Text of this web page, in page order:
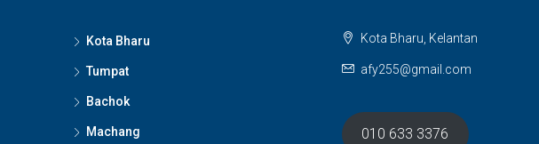
Kota Bharu
Tumpat
Bachok
Machang
Kota Bharu, Kelantan
afy255@gmail.com
010 633 3376